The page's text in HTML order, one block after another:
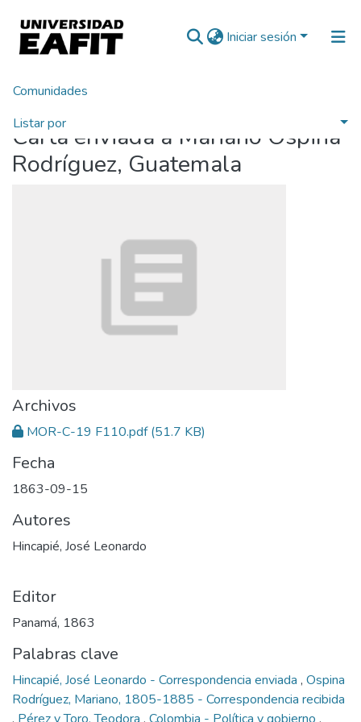
Iniciar sesión
Comunidades
Listar por
Estadísticas
Inicio
Carta enviada a Mariano Ospina
Rodríguez, Guatemala
Archivos
MOR-C-19 F110.pdf(51.7 KB)
Fecha
1863-09-15
Autores
Hincapié, José Leonardo
Editor
Panamá, 1863
Palabras clave
Hincapié, José Leonardo - Correspondencia enviada , Ospina
Rodríguez, Mariano, 1805-1885 - Correspondencia recibida